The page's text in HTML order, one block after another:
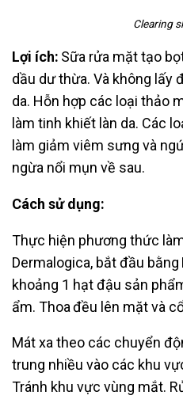
Clearing
Lợi ích: Sữa rửa mặt tạo
dầu dư thừa. Và không lấy
da. Hỗn hợp các loại thảo
làm tinh khiết làn da. Các
làm giảm viêm sưng và
ngừa nổi mụn về sau.
Cách sử dụng:
Thực hiện phương thức
Dermalogica, bắt đầu bằng
khoảng 1 hạt đậu sản
ẩm. Thoađều lên mặt và
Mát xa theo các chuyển
trung nhiều vào các khu
Tránh khu vực vùng mắt.